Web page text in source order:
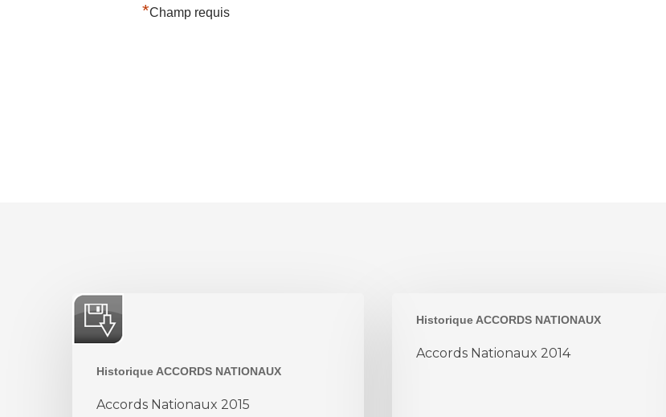
*Champ requis
Historique ACCORDS NATIONAUX
Accords
Nationaux
2015
Accords Nationaux 2015
Historique ACCORDS NATIONAUX
Nationaux
Accords Nationaux 2014